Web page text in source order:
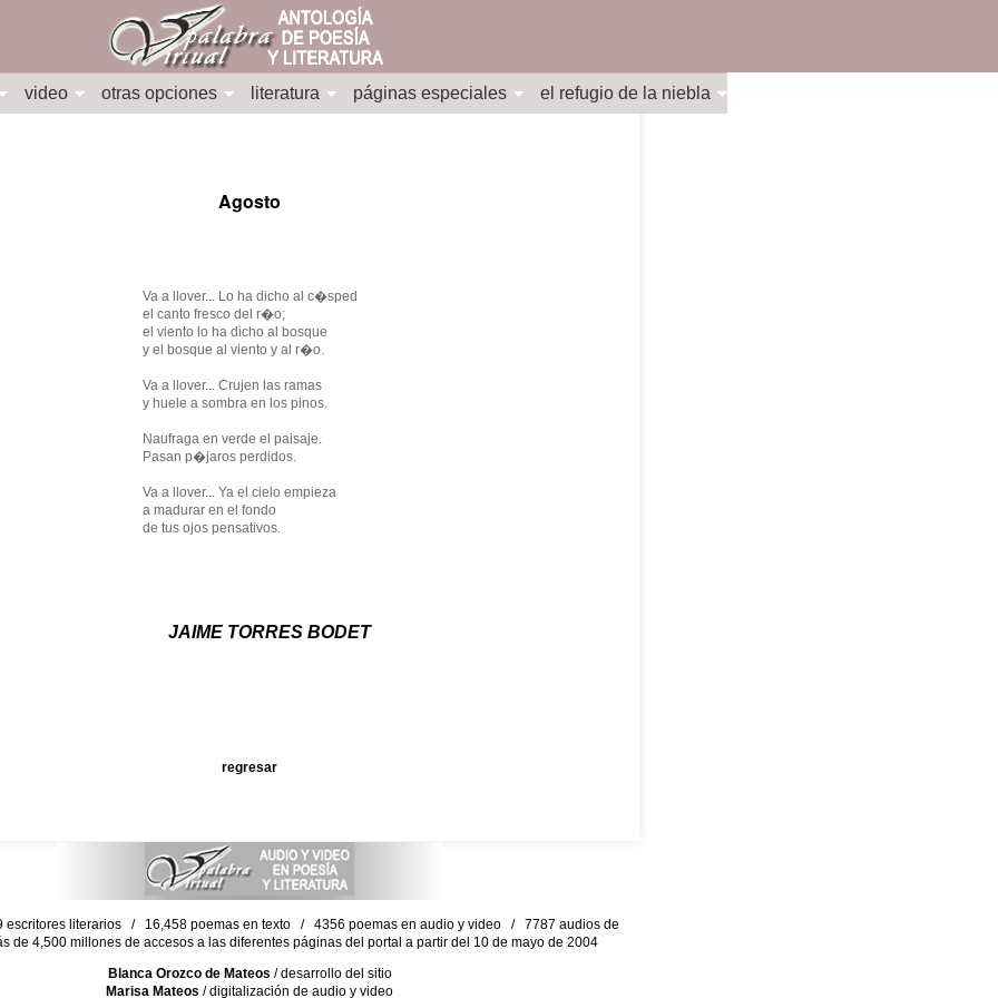
video otras opciones literatura páginas especiales el refugio de la niebla
Agosto
Va a llover... Lo ha dicho al c�sped
el canto fresco del r�o;
el viento lo ha dicho al bosque
y el bosque al viento y al r�o.
Va a llover... Crujen las ramas
y huele a sombra en los pinos.
Naufraga en verde el paisaje.
Pasan p�jaros perdidos.
Va a llover... Ya el cielo empieza
a madurar en el fondo
de tus ojos pensativos.
JAIME TORRES BODET
regresar
literarios / 16,458 poemas en texto / 4356 poemas en audio y video / 7787 audios de
de 4,500 millones de accesos a las diferentes páginas del portal a partir del 10 de mayo de 2004
Blanca Orozco de Mateos / desarrollo del sitio
Marisa Mateos / digitalización de audio y video